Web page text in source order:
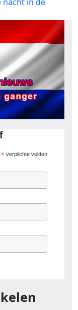
*verplichte velden